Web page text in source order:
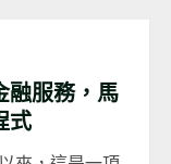
融服務，馬
式